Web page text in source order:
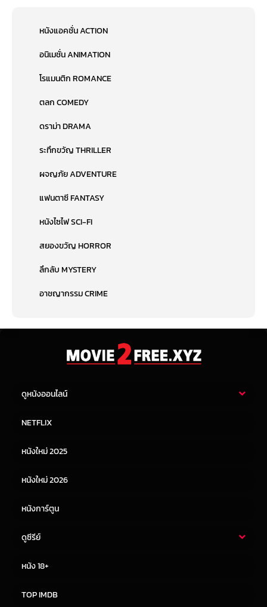
หนังแอคชั่น ACTION
อนิเมชั่น ANIMATION
โรแมนติก ROMANCE
ตลก COMEDY
ดราม่า DRAMA
ระทึกขวัญ THRILLER
ผจญภัย ADVENTURE
แฟนตาซี FANTASY
หนังไซไฟ SCI-FI
สยองขวัญ HORROR
ลึกลับ MYSTERY
อาชญากรรม CRIME
ดูหนังออนไลน์
หนังจีน
NETFLIX
หนังใหม่ 2025
หนังใหม่ 2026
หนังการ์ตูน
ดูซีรีย์
หนัง 18+
TOP IMDB